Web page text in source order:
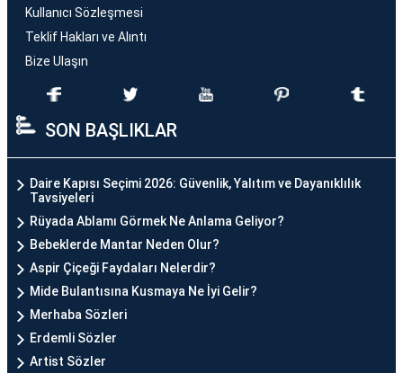
Kullanıcı Sözleşmesi
Teklif Hakları ve Alıntı
Bize Ulaşın
SON BAŞLIKLAR
Daire Kapısı Seçimi 2026: Güvenlik, Yalıtım ve Dayanıklılık
Tavsiyeleri
Rüyada Ablamı Görmek Ne Anlama Geliyor?
Bebeklerde Mantar Neden Olur?
Aspir Çiçeği Faydaları Nelerdir?
Mide Bulantısına Kusmaya Ne İyi Gelir?
Merhaba Sözleri
Erdemli Sözler
Artist Sözler